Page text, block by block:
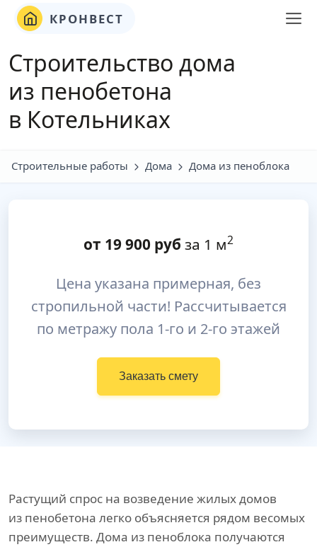
КРОНВЕСТ
Строительство дома
из пенобетона
в Котельниках
Строительные работы Дома Дома из пеноблока
от 19 900 руб за 1 м2
Цена указана примерная, без
стропильной части! Рассчитывается
по метражу пола 1-го и 2-го этажей
Заказать смету
Растущий спрос на возведение жилых домов
из пенобетона легко объясняется рядом весомых
преимуществ. Дома из пеноблока получаются